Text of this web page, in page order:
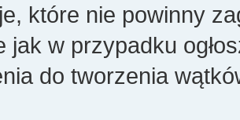
które nie powinny
jak w przypadku
do tworzenia